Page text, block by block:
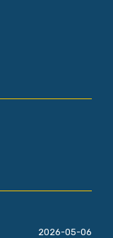
2026-05-06